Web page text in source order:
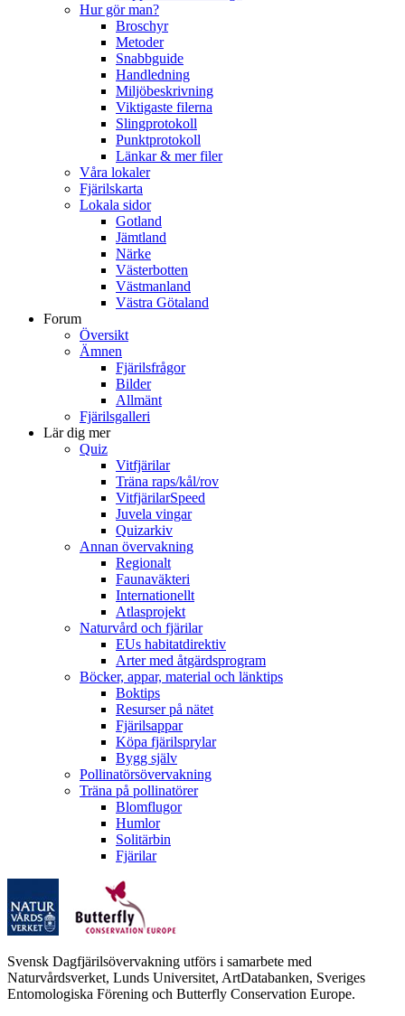
Hur gör man?
Broschyr
Metoder
Snabbguide
Handledning
Miljöbeskrivning
Viktigaste filerna
Slingprotokoll
Punktprotokoll
Länkar & mer filer
Våra lokaler
Fjärilskarta
Lokala sidor
Gotland
Jämtland
Närke
Västerbotten
Västmanland
Västra Götaland
Forum
Översikt
Ämnen
Fjärilsfrågor
Bilder
Allmänt
Fjärilsgalleri
Lär dig mer
Quiz
Vitfjärilar
Träna raps/kål/rov
VitfjärilarSpeed
Juvela vingar
Quizarkiv
Annan övervakning
Regionalt
Faunaväkteri
Internationellt
Atlasprojekt
Naturvård och fjärilar
EUs habitatdirektiv
Arter med åtgärdsprogram
Böcker, appar, material och länktips
Boktips
Resurser på nätet
Fjärilsappar
Köpa fjärilsprylar
Bygg själv
Pollinatörsövervakning
Träna på pollinatörer
Blomflugor
Humlor
Solitärbin
Fjärilar
Svensk Dagfjärilsövervakning utförs i samarbete med
Naturvårdsverket, Lunds Universitet, ArtDatabanken, Sveriges
Entomologiska Förening och Butterfly Conservation Europe.